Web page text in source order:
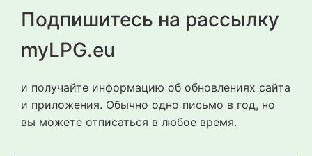
Подпишитесь на рассылку
myLPG.eu
и получайте информацию об обновлениях сайта
и приложения. Обычно одно письмо в год, но
вы можете отписаться в любое время.